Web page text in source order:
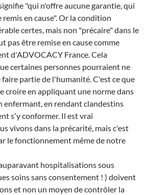
"qui n'offre aucune garantie, qui
en cause". Or la condition
certes, mais non "précaire" dans le
pas être remise en cause comme
d'ADVOCACY France. Cela
certaines personnes pourraient ne
faire partie de l'humanité. C'est ce que
croire en appliquant une norme dans
enfermant, en rendant clandestins
s'y conformer. Il est vrai
vivons dans la précarité, mais c'est
le fonctionnement même de notre
hospitalisations sous
soins sans consentement ! ) doivent
et non un moyen de contrôler la